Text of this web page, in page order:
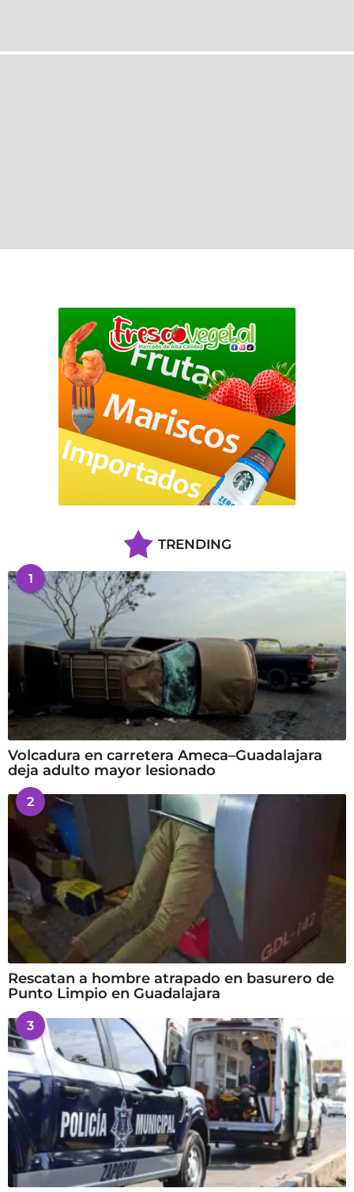
TRENDING
1
Volcadura en carretera Ameca–Guadalajara
deja adulto mayor lesionado
2
Rescatan a hombre atrapado en basurero de
Punto Limpio en Guadalajara
3